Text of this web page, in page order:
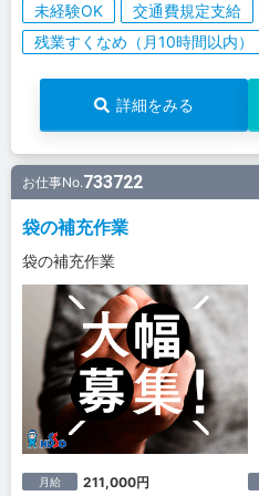
未経験OK 交通費規定支給
残業すくなめ（月10時間以内）
詳細をみる
お仕事No.733722
袋の補充作業
袋の補充作業
月給 211,000円